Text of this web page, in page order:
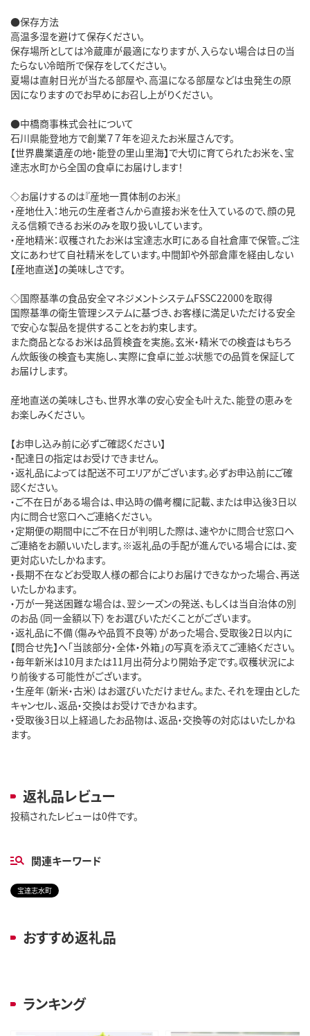
●保存方法
高温多湿を避けて保存ください。
保存場所としては冷蔵庫が最適になりますが、入らない場合は日の当
たらない冷暗所で保存をしてください。
夏場は直射日光が当たる部屋や、高温になる部屋などは虫発生の原
因になりますのでお早めにお召し上がりください。
●中橋商事株式会社について
石川県能登地方で創業７７年を迎えたお米屋さんです。
【世界農業遺産の地・能登の里山里海】で大切に育てられたお米を、宝
達志水町から全国の食卓にお届けします！
◇お届けするのは『産地一貫体制のお米』
・産地仕入：地元の生産者さんから直接お米を仕入ているので、顔の見
える信頼できるお米のみを取り扱いしています。
・産地精米：収穫されたお米は宝達志水町にある自社倉庫で保管。ご注
文にあわせて自社精米をしています。中間卸や外部倉庫を経由しない
【産地直送】の美味しさです。
◇国際基準の食品安全マネジメントシステムFSSC22000を取得
国際基準の衛生管理システムに基づき、お客様に満足いただける安全
で安心な製品を提供することをお約束します。
また商品となるお米は品質検査を実施。玄米・精米での検査はもちろ
ん炊飯後の検査も実施し、実際に食卓に並ぶ状態での品質を保証して
お届けします。
産地直送の美味しさも、世界水準の安心安全も叶えた、能登の恵みを
お楽しみください。
【お申し込み前に必ずご確認ください】
・配達日の指定はお受けできません。
・返礼品によっては配送不可エリアがございます。必ずお申込前にご確
認ください。
・ご不在日がある場合は、申込時の備考欄に記載、または申込後3日以
内に問合せ窓口へご連絡ください。
・定期便の期間中にご不在日が判明した際は、速やかに問合せ窓口へ
ご連絡をお願いいたします。※返礼品の手配が進んでいる場合には、変
更対応いたしかねます。
・長期不在などお受取人様の都合によりお届けできなかった場合、再送
いたしかねます。
・万が一発送困難な場合は、翌シーズンの発送、もしくは当自治体の別
のお品（同一金額以下）をお選びいただくことがございます。
・返礼品に不備（傷みや品質不良等）があった場合、受取後2日以内に
【問合せ先】へ「当該部分・全体・外箱」の写真を添えてご連絡ください。
・毎年新米は10月または11月出荷分より開始予定です。収穫状況によ
り前後する可能性がございます。
・生産年（新米・古米）はお選びいただけません。また、それを理由とした
キャンセル、返品・交換はお受けできかねます。
・受取後3日以上経過したお品物は、返品・交換等の対応はいたしかね
ます。
返礼品レビュー
投稿されたレビューは0件です。
関連キーワード
宝達志水町
おすすめ返礼品
ランキング